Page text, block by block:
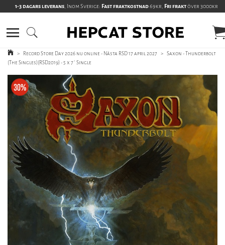
1-3 dagars leverans, Inom Sverige: Fast fraktkostnad69kr, Fri fraktöver 3000kr
> Record Store Day 2026 nu online - Nästa RSD 17 april 2027 > Saxon - Thunderbolt
(The Singles)(RSD2019) - 5 x 7´ Single